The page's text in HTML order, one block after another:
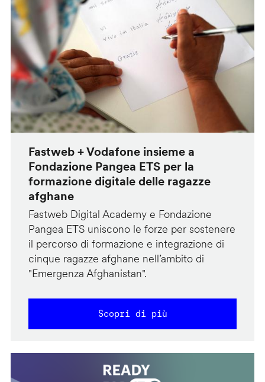
Fastweb + Vodafone insieme a
Fondazione Pangea ETS per la
formazione digitale delle ragazze
afghane
Fastweb Digital Academy e Fondazione
Pangea ETS uniscono le forze per sostenere
il percorso di formazione e integrazione di
cinque ragazze afghane nell’ambito di
"Emergenza Afghanistan".
Scopri di più